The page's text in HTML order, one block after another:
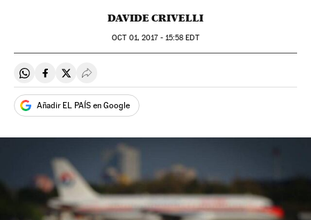
DAVIDE CRIVELLI
OCT01, 2017 - 15:58 EDT
Compartir en Whatsapp
Compartir en Facebook
Compartir en Twitter
Desplegar Redes Sociales
Añadir EL PAÍS en Google